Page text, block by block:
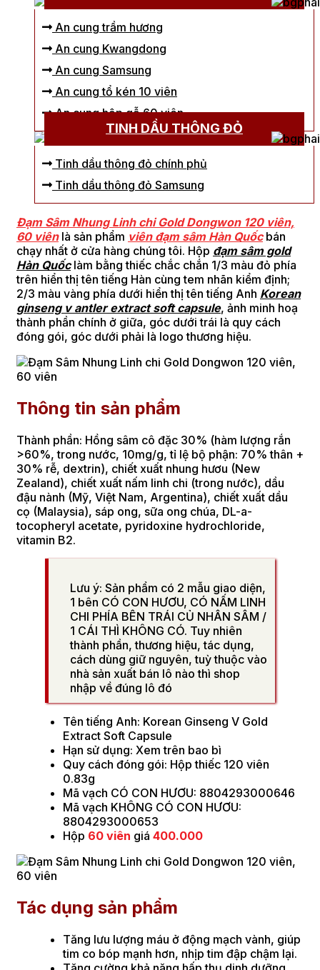
An cung trầm hương
An cung Kwangdong
An cung Samsung
An cung tổ kén 10 viên
An cung hộp gỗ 60 viên
TINH DẦU THÔNG ĐỎ
Tinh dầu thông đỏ chính phủ
Tinh dầu thông đỏ Samsung
Đạm Sâm Nhung Linh chi Gold Dongwon 120 viên,
60 viênlà sản phẩm viên đạm sâm Hàn Quốcbán
chạy nhất ở cửa hàng chúng tôi. Hộp đạm sâm gold
Hàn Quốclàm bằng thiếc chắc chắn 1/3 màu đỏ phía
trên hiển thị tên tiếng Hàn cùng tem nhãn kiểm định;
2/3 màu vàng phía dưới hiển thị tên tiếng Anh Korean
ginseng v antler extract soft capsule, ảnh minh hoạ
thành phần chính ở giữa, góc dưới trái là quy cách
đóng gói, góc dưới phải là logo thương hiệu.
Thông tin sản phẩm
Thành phần: Hồng sâm cô đặc 30% (hàm lượng rắn
>60%, trong nước, 10mg/g, tỉ lệ bộ phận: 70% thân +
30% rễ, dextrin), chiết xuất nhung hươu (New
Zealand), chiết xuất nấm linh chi (trong nước), dầu
đậu nành (Mỹ, Việt Nam, Argentina), chiết xuất dầu
cọ (Malaysia), sáp ong, sữa ong chúa, DL-a-
tocopheryl acetate, pyridoxine hydrochloride,
vitamin B2.
Lưu ý: Sản phẩm có 2 mẫu giao diện,
1 bên CÓ CON HƯƠU, CÓ NẤM LINH
CHI PHÍA BÊN TRÁI CỦ NHÂN SÂM /
1 CÁI THÌ KHÔNG CÓ. Tuy nhiên
thành phần, thương hiệu, tác dụng,
cách dùng giữ nguyên, tuỳ thuộc vào
nhà sản xuất bán lô nào thì shop
nhập về đúng lô đó
Tên tiếng Anh: Korean Ginseng V Gold
Extract Soft Capsule
Hạn sử dụng: Xem trên bao bì
Quy cách đóng gói: Hộp thiếc 120 viên
0.83g
Mã vạch CÓ CON HƯƠU: 8804293000646
Mã vạch KHÔNG CÓ CON HƯƠU:
8804293000653
Hộp 60 viên giá 400.000
Tác dụng sản phẩm
Tăng lưu lượng máu ở động mạch vành, giúp
tim co bóp mạnh hơn, nhịp tim đập chậm lại.